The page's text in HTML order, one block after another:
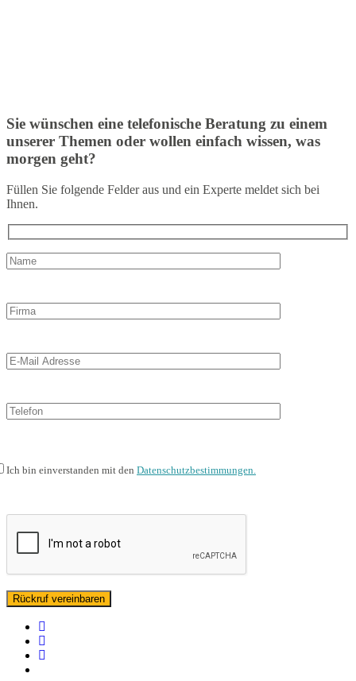
Sie wünschen eine telefonische Beratung zu einem
unserer Themen oder wollen einfach wissen, was
morgen geht?
Füllen Sie folgende Felder aus und ein Experte meldet sich bei
Ihnen.
Ich bin einverstanden mit den Datenschutzbestimmungen.
facebook
linkedin
instagram